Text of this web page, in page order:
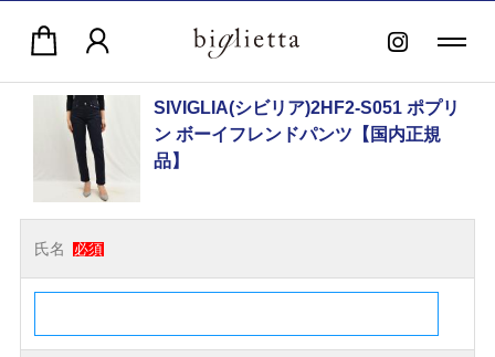
SIVIGLIA(シビリア)2HF2-S051 ポプリ
ン ボーイフレンドパンツ【国内正規
品】
氏名 必須